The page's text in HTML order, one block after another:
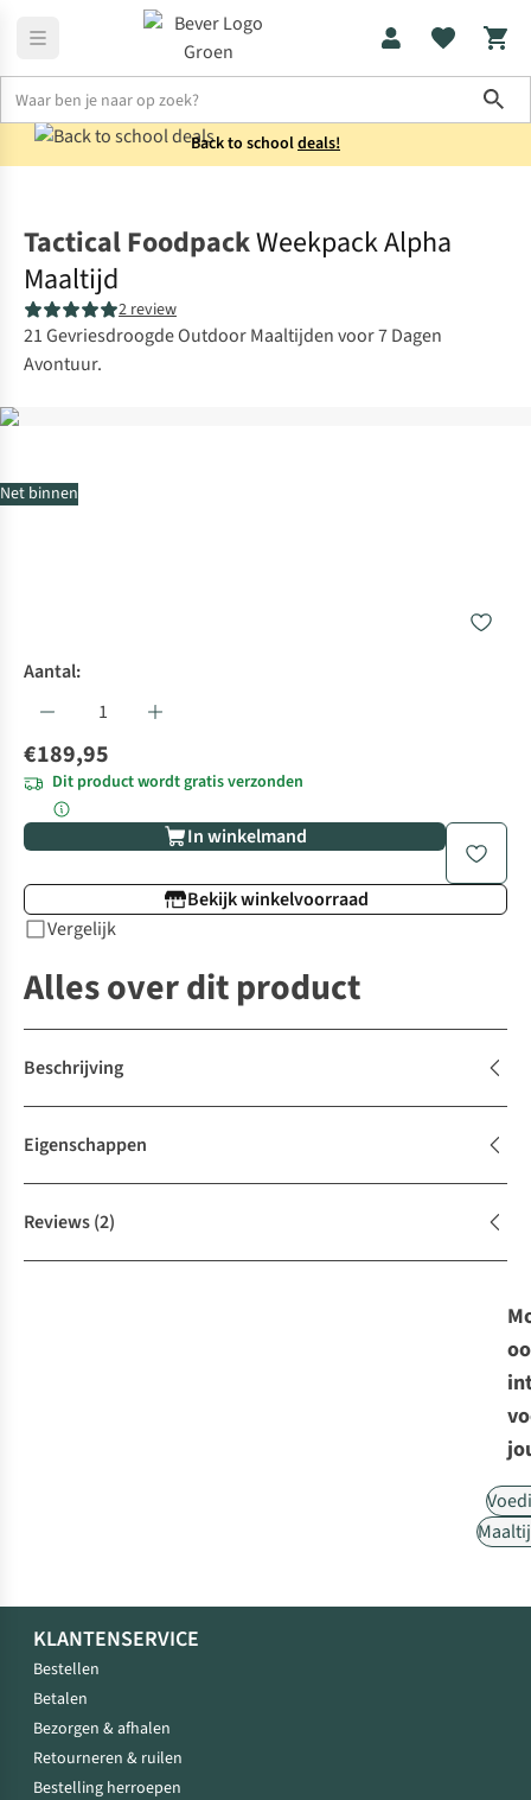
Back to schooldeals!
Net binnen
Tactical FoodpackWeekpack Alpha
Maaltijd
2 review
21 Gevriesdroogde Outdoor Maaltijden voor 7 Dagen
Avontuur.
Aantal:
€189,95
Dit product wordt gratis verzonden
In winkelmand
Bekijk winkelvoorraad
Vergelijk
Alles over dit product
Beschrijving
Eigenschappen
Reviews(2)
KLANTENSERVICE
Bestellen
Betalen
Bezorgen & afhalen
Retourneren & ruilen
Bestelling herroepen